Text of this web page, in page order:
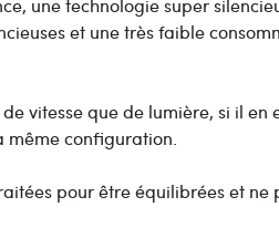
une technologie super
et une très faible
vitesse que de lumière, si il en
même configuration.
pour être équilibrées et ne